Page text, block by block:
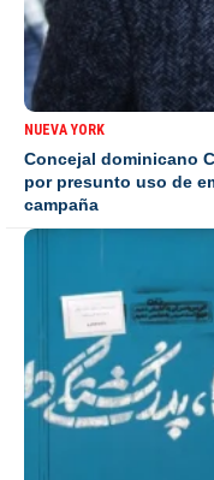
NUEVA YORK
Concejal dominicano
por presunto uso de
campaña